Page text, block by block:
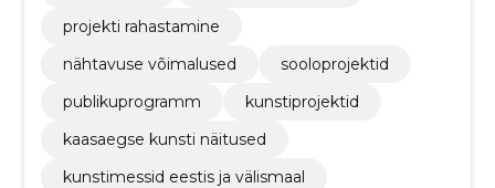
projekti rahastamine
nähtavuse võimalused
sooloprojektid
publikuprogramm
kunstiprojektid
kaasaegse kunsti näitused
kunstimessid eestis ja välismaal